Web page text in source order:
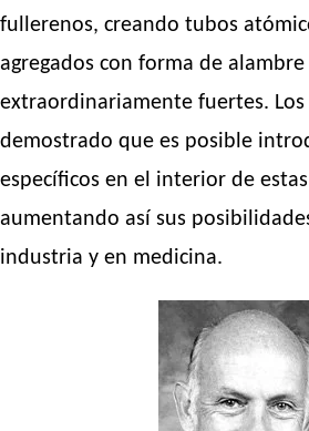
fullerenos, creando tubos
agregados con forma de alambre
extraordinariamente fuertes.
demostrado que es posible
específicos en el interior de
aumentando así sus
industria y en medicina.